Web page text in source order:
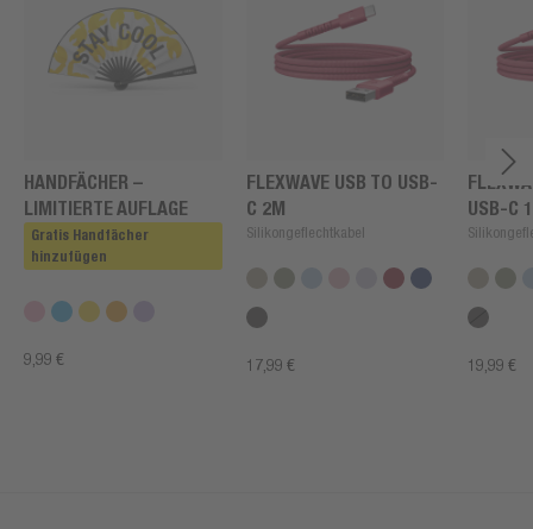
HANDFÄCHER –
LIMITIERTE AUFLAGE
Gratis Handfächer
hinzufügen
9,99 €
FLEXWAVE USB TO USB-
C 2M
Silikongeflechtkabel
17,99 €
USB-C
19,99 €